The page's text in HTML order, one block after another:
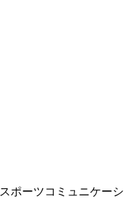
スポーツコミュニケーシ